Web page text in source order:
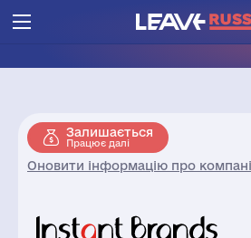
Залишається
Працює далі
Оновити інформацію про